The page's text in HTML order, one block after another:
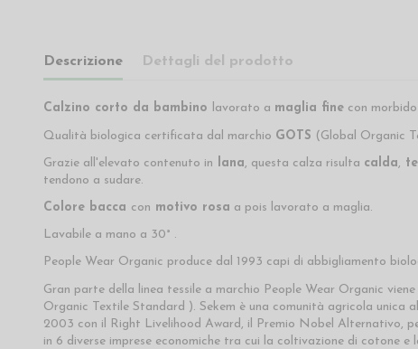
Descrizione Dettagli del prodotto
Calzino corto da bambino lavorato a maglia finecon morbido
Qualità biologica certificata dal marchio GOTS (Global Organic
Grazie all'elevato contenuto in lana, questa calza risulta calda,
tendono a sudare.
Colore bacca con motivo rosa a pois lavorato a maglia.
Lavabile a mano a 30° .
People Wear Organic produce dal 1993 capi di abbigliamento
Gran parte della linea tessile a marchio People Wear Organic
Organic Textile Standard ). Sekem è una comunità agricola
2003 con il Right Livelihood Award, il Premio Nobel Alternativo,
in 6 diverse imprese economiche tra cui la coltivazione di cotone